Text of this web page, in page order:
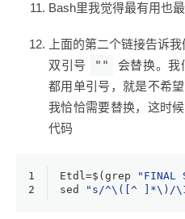
Bash里我觉得最有用也
上面的第二个链接告诉
双引号
"" 会替换。我
都用单引号，就是不希
我恰恰需要替换，这时
代码
1
2
Etdl=$(grep "FINAL
sed
"s/^\([^ ]*\)/